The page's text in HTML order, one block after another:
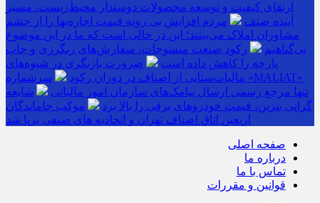
ارتقای کیفیت و توسعه محصولات دوستدار محیط‌زیست، مسیر
آینده صنف
مردم افزایش بی رویه قیمت اجاره‌بها را از چشم
مشاوران املاک می‌بینند؛ این در حالی است که ما در این موضوع
بی‌گناهیم
رکود صنعت منسوجات، سفارش‌های رنگرزی و چاپ
پارچه را کاهش داده است
ضرورت بازنگری در شیوه‌های
مالیات‌ستانی از اصناف در دوران رکود
سرشماره «MALIAT»
تنها مرجع رسمی ارسال پیامک‌های سازمان امور مالیاتی
شایعه
گرانی بنزین، قیمت خودروهای برقی را بالا برد
موکب جاماندگان
اربعین اتاق اصناف تهران و اتحادیه های صنفی برپا شد
صفحه اصلی
درباره ما
تماس با ما
قوانین و مقررات